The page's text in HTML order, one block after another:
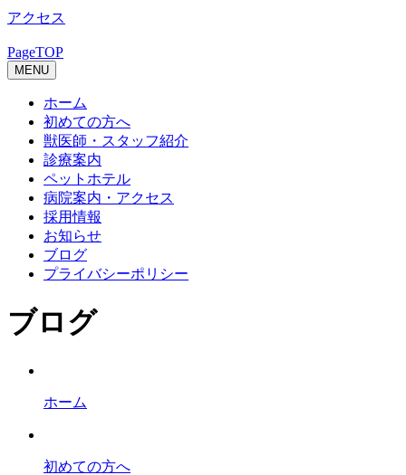
アクセス
PageTOP
MENU
ホーム
初めての方へ
獣医師・スタッフ紹介
診療案内
ペットホテル
病院案内・アクセス
採用情報
お知らせ
ブログ
プライバシーポリシー
ブログ
ホーム
初めての方へ